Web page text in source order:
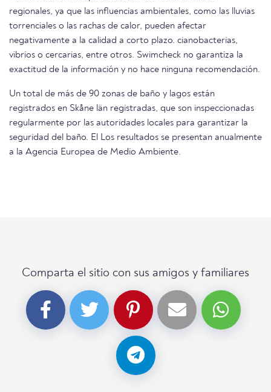
regionales, ya que las influencias ambientales, como las lluvias
torrenciales o las rachas de calor, pueden afectar
negativamente a la calidad a corto plazo. cianobacterias,
vibrios o cercarias, entre otros. Swimcheck no garantiza la
exactitud de la información y no hace ninguna recomendación.
Un total de más de 90 zonas de baño y lagos están
registrados en Skåne län registradas, que son inspeccionadas
regularmente por las autoridades locales para garantizar la
seguridad del baño. El Los resultados se presentan anualmente
a la Agencia Europea de Medio Ambiente.
Comparta el sitio con sus amigos y familiares